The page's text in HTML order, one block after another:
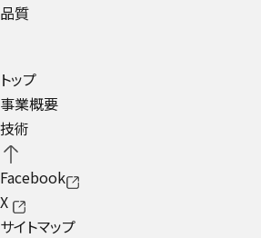
品質
トップ
事業概要
技術
Facebook
X
サイトマップ